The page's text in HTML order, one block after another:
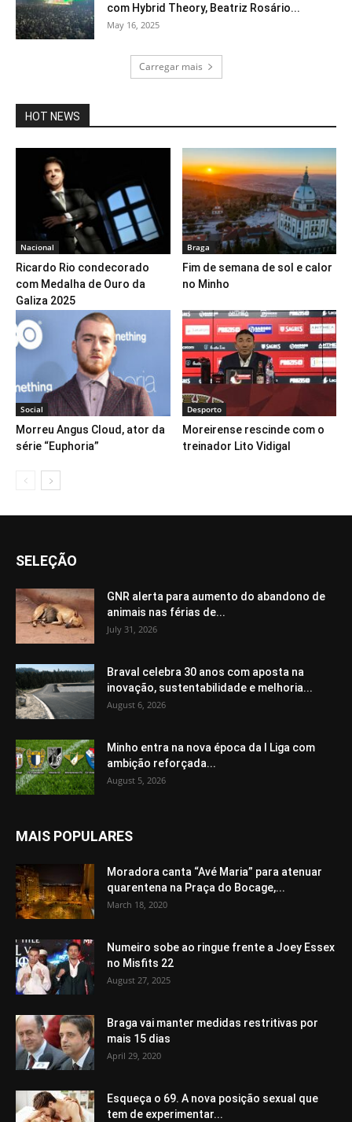
com Hybrid Theory, Beatriz Rosário...
May 16, 2025
Carregar mais
HOT NEWS
Nacional
Ricardo Rio condecorado
com Medalha de Ouro da
Galiza 2025
Braga
Fim de semana de sol e calor
no Minho
Social
Morreu Angus Cloud, ator da
série “Euphoria”
Desporto
Moreirense rescinde com o
treinador Lito Vidigal
SELEÇÃO
GNR alerta para aumento do abandono de
animais nas férias de...
July 31, 2026
Braval celebra 30 anos com aposta na
inovação, sustentabilidade e melhoria...
August 6, 2026
Minho entra na nova época da I Liga com
ambição reforçada...
August 5, 2026
MAIS POPULARES
Moradora canta “Avé Maria” para atenuar
quarentena na Praça do Bocage,...
March 18, 2020
Numeiro sobe ao ringue frente a Joey Essex
no Misfits 22
August 27, 2025
Braga vai manter medidas restritivas por
mais 15 dias
April 29, 2020
Esqueça o 69. A nova posição sexual que
tem de experimentar...